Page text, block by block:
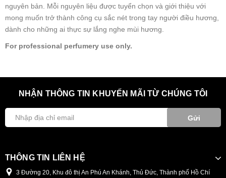
nguyên bản. Mỗi nguyên liệu được tuyển chọn và giới thiệu với
mong muốn trở thành công cụ sắc nét trong tay người điều hương,
dành cho những ai thực sự lắng nghe mùi hương.
For professional perfumery use only.
NHẬN THÔNG TIN KHUYẾN MÃI TỪ CHÚNG TÔI
Gửi
THÔNG TIN LIÊN HỆ
3 Đường 20, Khu đô thị An Phú An Khánh, Thủ Đức, Thành phố Hồ Chí